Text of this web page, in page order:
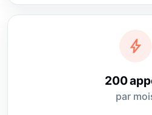
bolt
200
par